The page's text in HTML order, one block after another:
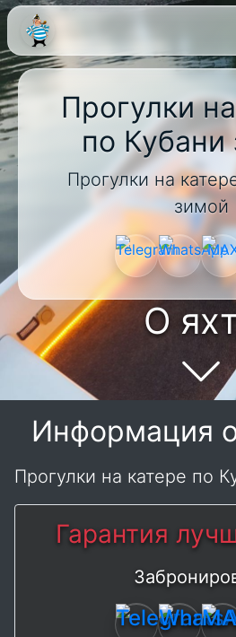
Прогулки
по Кубани
Прогулки на
зимой
О
Информация
Прогулки на катере по
Гарантия